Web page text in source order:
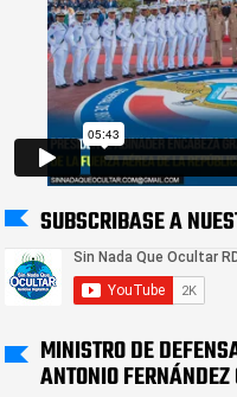
SUBSCRIBASE A
MINISTRO DE
ANTONIO FERNÁNDEZ